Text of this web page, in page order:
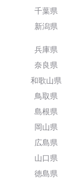
千葉県
新潟県
兵庫県
奈良県
和歌山県
鳥取県
島根県
岡山県
広島県
山口県
徳島県